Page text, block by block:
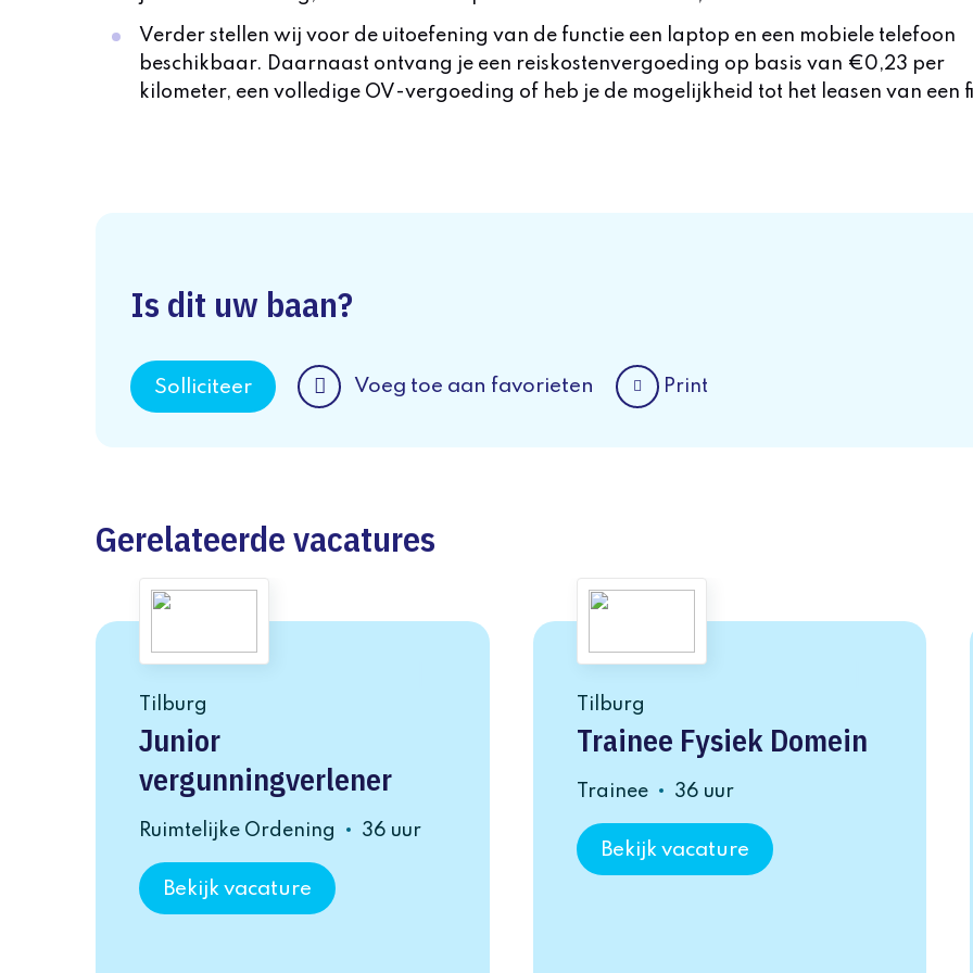
Verder stellen wij voor de uitoefening van de functie een laptop en een mobiele telefoon
beschikbaar. Daarnaast ontvang je een reiskostenvergoeding op basis van €0,23 per
kilometer, een volledige OV-vergoeding of heb je de mogelijkheid tot het leasen van een
Is dit uw baan?
Solliciteer Voeg toe aan favorieten Print
Gerelateerde vacatures
Tilburg
Junior
vergunningverlener
Ruimtelijke Ordening 36 uur
Bekijk vacature
Tilburg
Trainee Fysiek Domein
Trainee 36 uur
Bekijk vacature